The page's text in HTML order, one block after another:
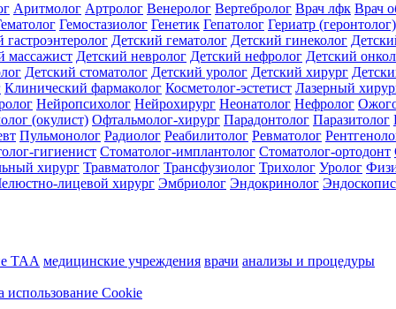
Аритмолог Артролог Венеролог Вертебролог Врач лфк Врач
Гемостазиолог Генетик Гепатолог Гериатр (геронтолог)
гастроэнтеролог Детский гематолог Детский гинеколог
массажист Детский невролог Детский нефролог Детский
Детский стоматолог Детский уролог Детский хирург
Клинический фармаколог Косметолог-эстетист Лазерный
Нейропсихолог Нейрохирург Неонатолог Нефролог
(окулист) Офтальмолог-хирург Парадонтолог Паразитолог
Пульмонолог Радиолог Реабилитолог Ревматолог
гигиенист Стоматолог-имплантолог Стоматолог-ортодонт
хирург Травматолог Трансфузиолог Трихолог Уролог
лицевой хирург Эмбриолог Эндокринолог
ТАА медицинские учреждения врачи анализы и процедуры
использование Cookie